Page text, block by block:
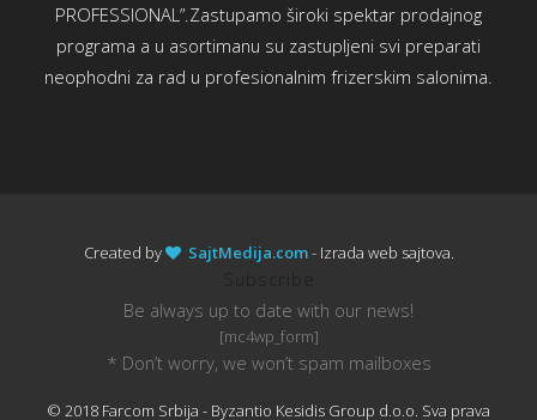
PROFESSIONAL”.Zastupamo široki spektar prodajnog
programa a u asortimanu su zastupljeni svi preparati
neophodni za rad u profesionalnim frizerskim salonima.
Created by SajtMedija.com- Izrada web sajtova.
Be always up to date with our news!
[mc4wp_form]
* Don’t worry, we won’t spam mailboxes
© 2018 Farcom Srbija - Byzantio Kesidis Group d.o.o. Sva prava